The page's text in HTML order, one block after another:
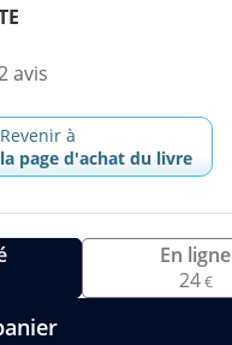
avis
Revenir à
la page d'achat du livre
En ligne
24€